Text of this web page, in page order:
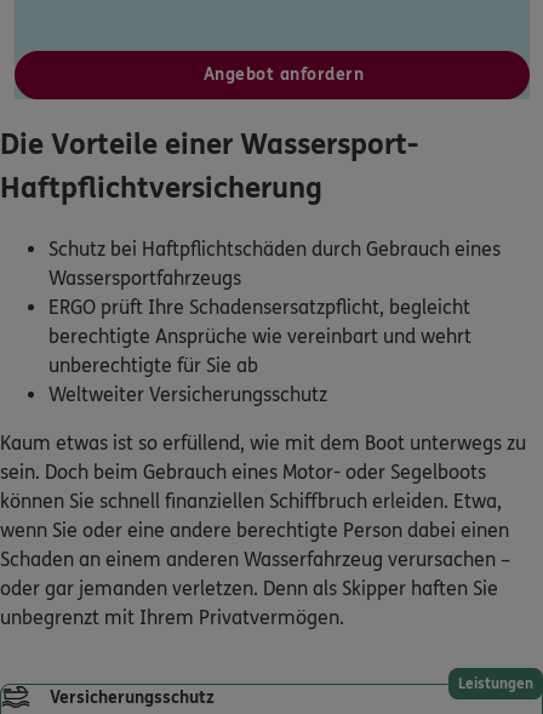
Service
Sehen Sie auf einen Blick Ihre Versicherungen bei ERGO,
dem ERGO Rechtsschutz und der DKV.
Zum Kundenportal
Schaden- oder Leistungsfall melden
Bequem online oder telefonisch.
Kontakt
Angebot anfordern
Die Vorteile einer Wassersport-
Haftpflichtversicherung
Schutz bei Haftpflichtschäden durch Gebrauch eines
Wassersportfahrzeugs
ERGO prüft Ihre Schadensersatzpflicht, begleicht
berechtigte Ansprüche wie vereinbart und wehrt
unberechtigte für Sie ab
Weltweiter Versicherungsschutz
Kaum etwas ist so erfüllend, wie mit dem Boot unterwegs zu
sein. Doch beim Gebrauch eines Motor- oder Segelboots
können Sie schnell finanziellen Schiffbruch erleiden. Etwa,
wenn Sie oder eine andere berechtigte Person dabei einen
Schaden an einem anderen Wasserfahrzeug verursachen –
oder gar jemanden verletzen. Denn als Skipper haften Sie
unbegrenzt mit Ihrem Privatvermögen.
Leistungen
Versicherungsschutz